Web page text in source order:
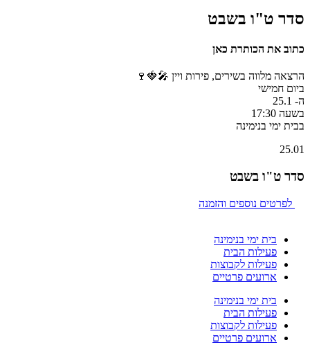
סדר ט"ו בשבט
כתוב את הכותרת כאן
הרצאה מלווה בשירים, פירות ויין 🎤🍓🍷
ביום חמישי
ה- 25.1
בשעה 17:30
בבית ימי בנימינה
25.01
סדר ט"ו בשבט
לפרטים נוספים והזמנה
בית ימי בנימינה
פעילות הבית
פעילות לקבוצות
ארועים פרטיים
בית ימי בנימינה
פעילות הבית
פעילות לקבוצות
ארועים פרטיים